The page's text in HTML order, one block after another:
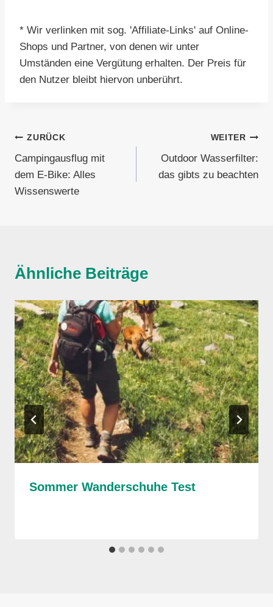
* Wir verlinken mit sog. 'Affiliate-Links' auf Online-
Shops und Partner, von denen wir unter
Umständen eine Vergütung erhalten. Der Preis für
den Nutzer bleibt hiervon unberührt.
Beitragsnavigation
ZURÜCK
Campingausflug mit
dem E-Bike: Alles
Wissenswerte
WEITER
Outdoor Wasserfilter:
das gibts zu beachten
Ähnliche Beiträge
Sommer Wanderschuhe Test